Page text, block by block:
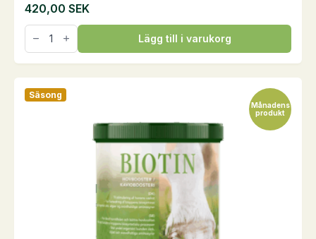
420,00 SEK
Ungulat
Hoof
Lotion,
450
mängd
Lägg till i varukorg
Säsong
Månadens
produkt